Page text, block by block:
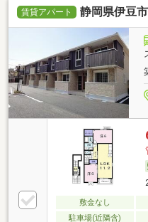
賃貸アパート 静岡県伊豆
敷金なし
駐車場(近隣含)